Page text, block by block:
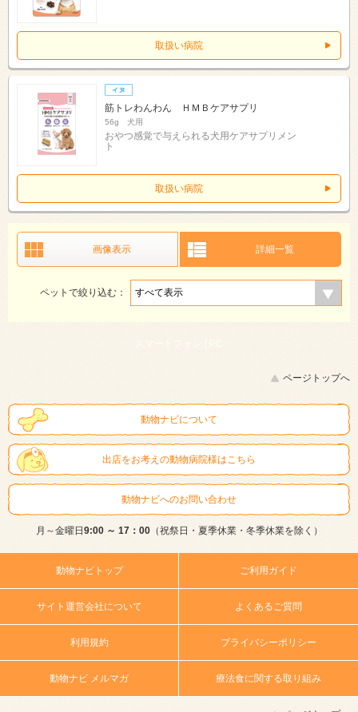
取扱い病院
筋トレわんわん ＨＭＢケアサプリ
56g 犬用
おやつ感覚で与えられる犬用ケアサプリメン
ト
取扱い病院
画像表示 詳細一覧
ペットで絞り込む：
スマートフォン | PC
ページトップへ
動物ナビについて
出店をお考えの動物病院様はこちら
動物ナビへのお問い合わせ
月～金曜日9:00 ～ 17：00（祝祭日・夏季休業・冬季休業を除く）
動物ナビトップ ご利用ガイド
サイト運営会社について よくあるご質問
利用規約 プライバシーポリシー
動物ナビ メルマガ 療法食に関する取り組み